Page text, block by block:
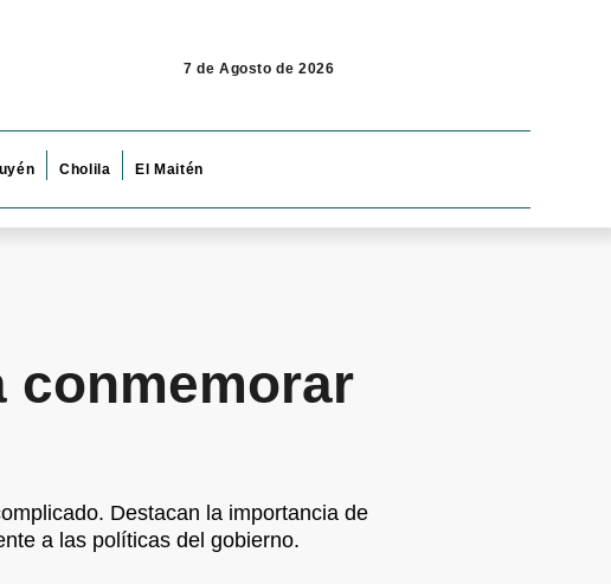
7 de Agosto de 2026
Cholila El Maitén
conmemorar
Destacan la importancia de
a las políticas del gobierno.